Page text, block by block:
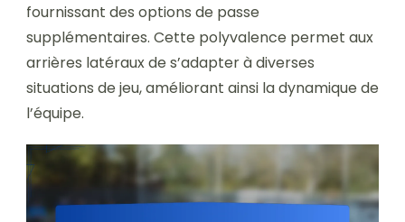
fournissant des options de passe
supplémentaires. Cette polyvalence permet aux
arrières latéraux de s’adapter à diverses
situations de jeu, améliorant ainsi la dynamique de
l’équipe.